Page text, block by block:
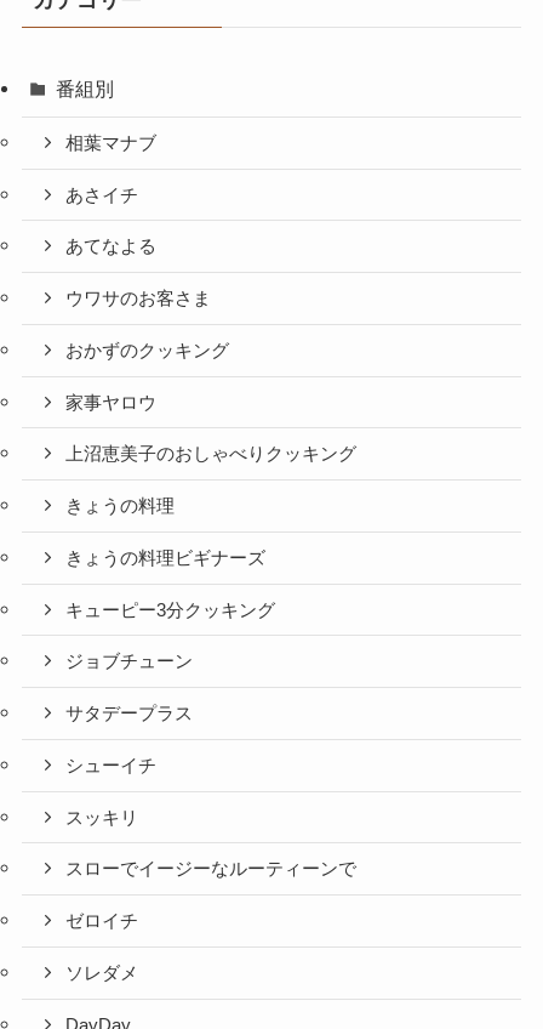
番組別
相葉マナブ
あさイチ
あてなよる
ウワサのお客さま
おかずのクッキング
家事ヤロウ
上沼恵美子のおしゃべりクッキング
きょうの料理
きょうの料理ビギナーズ
キューピー3分クッキング
ジョブチューン
サタデープラス
シューイチ
スッキリ
スローでイージーなルーティーンで
ゼロイチ
ソレダメ
DayDay